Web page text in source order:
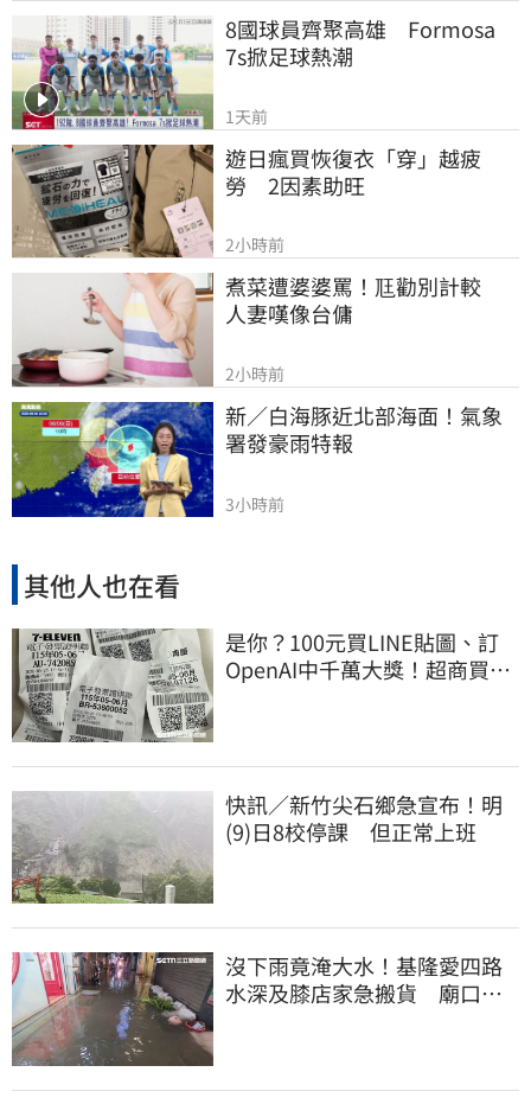
8國球員齊聚高雄　Formosa
7s掀足球熱潮
1天前
遊日瘋買恢復衣「穿」越疲
勞　2因素助旺
2小時前
煮菜遭婆婆罵！尫勸別計較
人妻嘆像台傭
2小時前
新／白海豚近北部海面！氣象
署發豪雨特報
3小時前
其他人也在看
是你？100元買LINE貼圖、訂
OpenAI中千萬大獎！超商買10
快訊／新竹尖石鄉急宣布！明
(9)日8校停課 但正常上班
沒下雨竟淹大水！基隆愛四路
水深及膝店家急搬貨 廟口夜